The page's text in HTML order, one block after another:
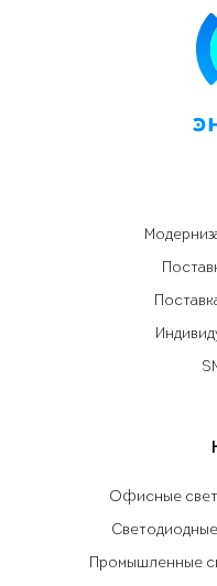
Офисные
Промышленные